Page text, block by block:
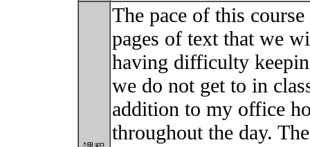
The pace of this
pages of text that we
having difficulty
we do not get to in
addition to my office
throughout the day.